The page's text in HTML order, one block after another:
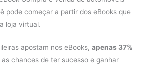
pode começar a partir dos eBooks que
loja virtual.
apostam nos eBooks, apenas 37%
as chances de ter sucesso e ganhar